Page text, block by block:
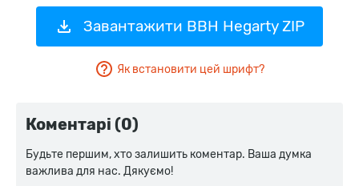
Завантажити BBH Hegarty ZIP
Як встановити цей шрифт?
Коментарі (0)
Будьте першим, хто залишить коментар. Ваша думка
важлива для нас. Дякуємо!